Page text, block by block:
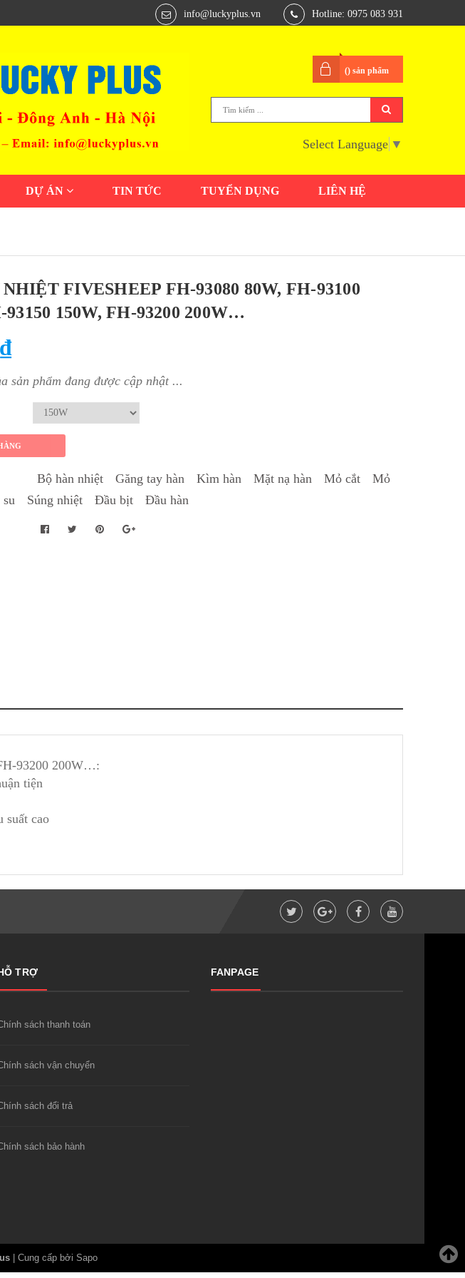
info@luckyplus.vn Hotline: 0975 083 931
() sản phẩm
Select Language ▼
DỰ ÁN TIN TỨC TUYỂN DỤNG LIÊN HỆ
FIVESHEEP FH-93080 80W, FH-93100
93150 150W, FH-93200 200W…
sản phẩm đang được cập nhật ...
Bộ hàn nhiệt Găng tay hàn Kìm hàn Mặt nạ hàn Mỏ cắt
Mỏ
Súng nhiệt Đầu bịt Đầu hàn
93200 200W…:
tiện
suất cao
TRỢ
sách thanh toán
sách vận chuyển
sách đổi trả
sách bảo hành
FANPAGE
Cung cấp bởi Sapo